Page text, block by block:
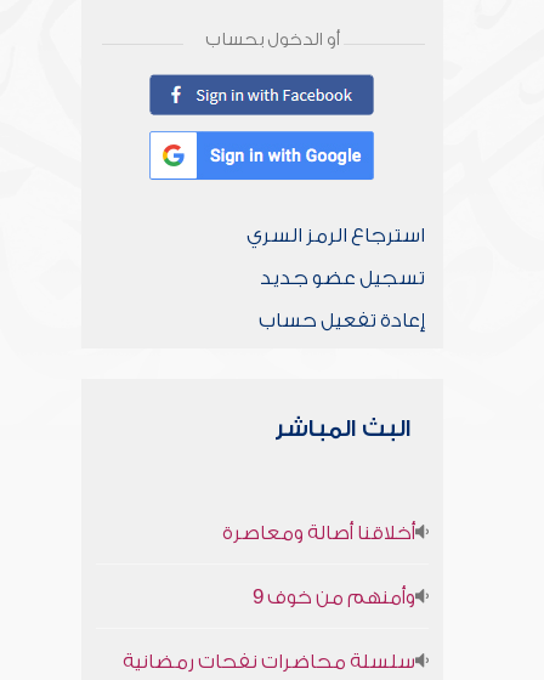
أو الدخول بحساب
استرجاع الرمز السري
تسجيل عضو جديد
إعادة تفعيل حساب
البث المباشر
أخلاقنا أصالة ومعاصرة
وأمنهم من خوف 9
سلسلة محاضرات نفحات رمضانية